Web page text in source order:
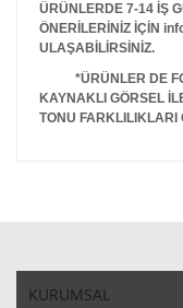
ÜRÜNLERDE 7-14 İŞ
ÖNERİLERİNİZ İÇİN
ULAŞABİLİRSİNİZ.
*ÜRÜNLER DE
KAYNAKLI GÖRSEL
TONU FARKLILIKLARI
KURUMSAL